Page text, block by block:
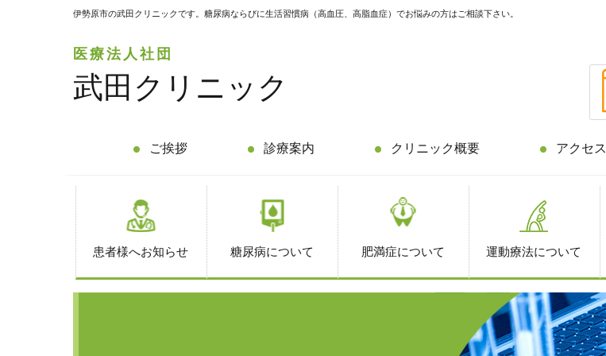
伊勢原市の武田クリニックです。糖尿病ならびに生活習慣病（高血圧、高脂血症）でお悩みの方はご相談下さい。
医療法人社団
武田クリニック
ご挨拶 診療案内 クリニック概要 アクセス
患者様へお知らせ 糖尿病について 肥満症について 運動療法について